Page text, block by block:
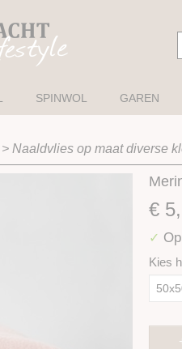
SPINWOL GAREN
> Naaldvlies op maat diverse
€
✓
Kies